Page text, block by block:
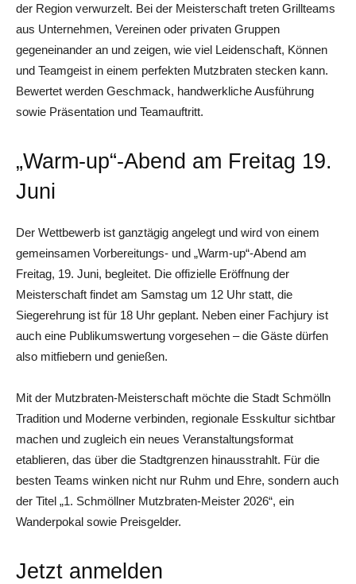
der Region verwurzelt. Bei der Meisterschaft treten Grillteams
aus Unternehmen, Vereinen oder privaten Gruppen
gegeneinander an und zeigen, wie viel Leidenschaft, Können
und Teamgeist in einem perfekten Mutzbraten stecken kann.
Bewertet werden Geschmack, handwerkliche Ausführung
sowie Präsentation und Teamauftritt.
„Warm-up“-Abend am Freitag 19.
Juni
Der Wettbewerb ist ganztägig angelegt und wird von einem
gemeinsamen Vorbereitungs- und „Warm-up“-Abend am
Freitag, 19. Juni, begleitet. Die offizielle Eröffnung der
Meisterschaft findet am Samstag um 12 Uhr statt, die
Siegerehrung ist für 18 Uhr geplant. Neben einer Fachjury ist
auch eine Publikumswertung vorgesehen – die Gäste dürfen
also mitfiebern und genießen.
Mit der Mutzbraten-Meisterschaft möchte die Stadt Schmölln
Tradition und Moderne verbinden, regionale Esskultur sichtbar
machen und zugleich ein neues Veranstaltungsformat
etablieren, das über die Stadtgrenzen hinausstrahlt. Für die
besten Teams winken nicht nur Ruhm und Ehre, sondern auch
der Titel „1. Schmöllner Mutzbraten-Meister 2026“, ein
Wanderpokal sowie Preisgelder.
Jetzt anmelden